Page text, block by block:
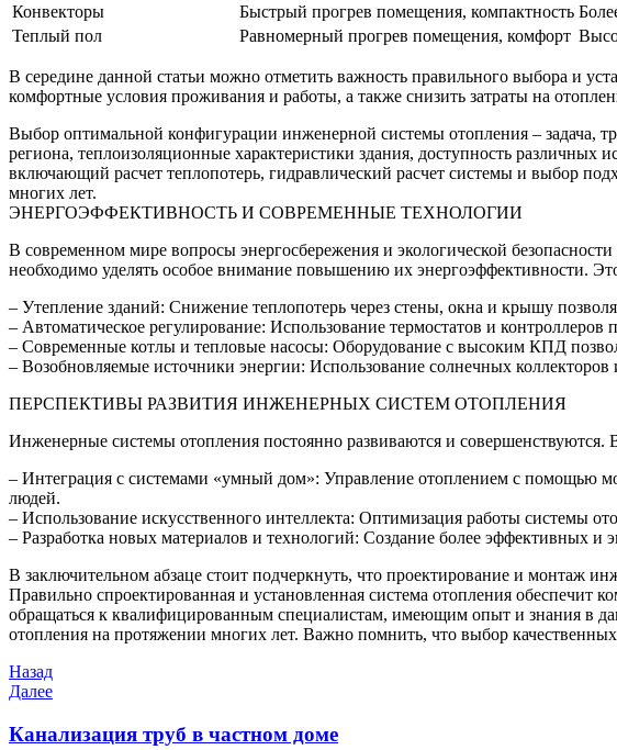
Конвекторы
Быстрый прогрев помещения, компактность
Теплый пол
Равномерный прогрев помещения, комфорт
В середине данной статьи можно отметить важность правильного выбора и
комфортные условия проживания и работы, а также снизить затраты на
Выбор оптимальной конфигурации инженерной системы отопления – задача,
региона, теплоизоляционные характеристики здания, доступность
включающий расчет теплопотерь, гидравлический расчет системы и выбор
многих лет.
ЭНЕРГОЭФФЕКТИВНОСТЬ И СОВРЕМЕННЫЕ ТЕХНОЛОГИИ
В современном мире вопросы энергосбережения и экологической
необходимо уделять особое внимание повышению их энергоэффективности.
– Утепление зданий: Снижение теплопотерь через стены, окна и крышу
– Автоматическое регулирование: Использование термостатов и
– Современные котлы и тепловые насосы: Оборудование с высоким КПД
– Возобновляемые источники энергии: Использование солнечных
ПЕРСПЕКТИВЫ РАЗВИТИЯ ИНЖЕНЕРНЫХ СИСТЕМ ОТОПЛЕНИЯ
Инженерные системы отопления постоянно развиваются и
– Интеграция с системами «умный дом»: Управление отоплением с помощью
людей.
– Использование искусственного интеллекта: Оптимизация работы системы
– Разработка новых материалов и технологий: Создание более эффективных и
В заключительном абзаце стоит подчеркнуть, что проектирование и монтаж
Правильно спроектированная и установленная система отопления обеспечит
обращаться к квалифицированным специалистам, имеющим опыт и знания в
отопления на протяжении многих лет. Важно помнить, что выбор
Навигация
по
записям
Предыдущая
запись
Назад
Следующая
Далее
Канализация труб в частном доме